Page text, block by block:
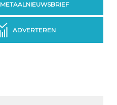
METAALNIEUWSBRIEF
ADVERTEREN